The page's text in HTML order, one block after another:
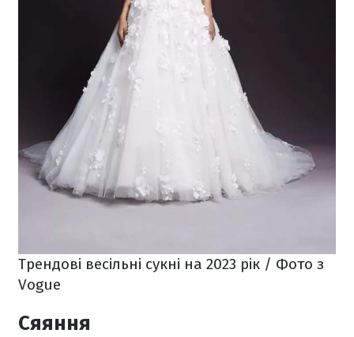
Трендові весільні сукні на 2023 рік / Фото з
Vogue
Сяяння